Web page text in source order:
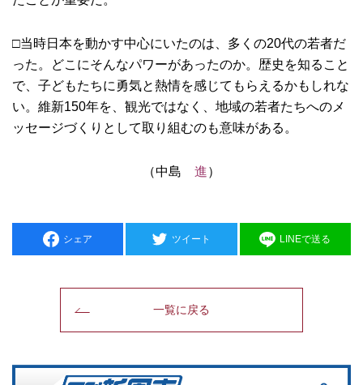
□当時日本を動かす中心にいたのは、多くの20代の若者だ
った。どこにそんなパワーがあったのか。歴史を知ること
で、子どもたちに勇気と熱情を感じてもらえるかもしれな
い。維新150年を、観光ではなく、地域の若者たちへのメ
ッセージづくりとして取り組むのも意味がある。
（中島 進）
シェア ツイート LINEで送る
一覧に戻る